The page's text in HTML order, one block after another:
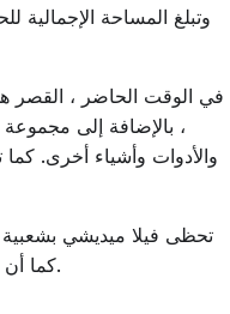
في الوقت الحاضر ، القصر
، بالإضافة إلى مجموعة
تحظى فيلا ميديشي
كما أن هناك الكثير من الناس الذين يرغبون في زيارته. سيترك القصر أي سائح يزور روما غير مبال.